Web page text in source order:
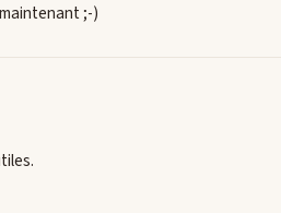
;-)